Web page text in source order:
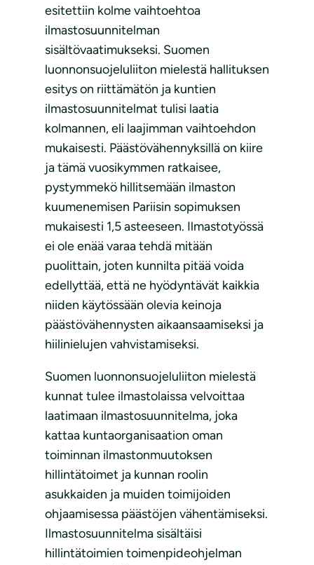
esitettiin kolme vaihtoehtoa
ilmastosuunnitelman
sisältövaatimukseksi. Suomen
luonnonsuojeluliiton mielestä hallituksen
esitys on riittämätön ja kuntien
ilmastosuunnitelmat tulisi laatia
kolmannen, eli laajimman vaihtoehdon
mukaisesti. Päästövähennyksillä on kiire
ja tämä vuosikymmen ratkaisee,
pystymmekö hillitsemään ilmaston
kuumenemisen Pariisin sopimuksen
mukaisesti 1,5 asteeseen. Ilmastotyössä
ei ole enää varaa tehdä mitään
puolittain, joten kunnilta pitää voida
edellyttää, että ne hyödyntävät kaikkia
niiden käytössään olevia keinoja
päästövähennysten aikaansaamiseksi ja
hiilinielujen vahvistamiseksi.
Suomen luonnonsuojeluliiton mielestä
kunnat tulee ilmastolaissa velvoittaa
laatimaan ilmastosuunnitelma, joka
kattaa kuntaorganisaation oman
toiminnan ilmastonmuutoksen
hillintätoimet ja kunnan roolin
asukkaiden ja muiden toimijoiden
ohjaamisessa päästöjen vähentämiseksi.
Ilmastosuunnitelma sisältäisi
hillintätoimien toimenpideohjelman